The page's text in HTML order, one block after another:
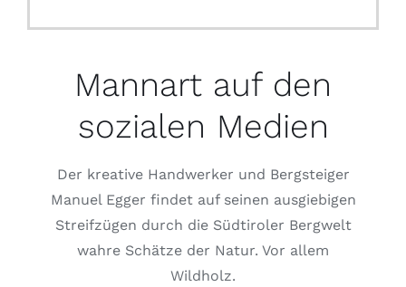
Mannart auf den
sozialen Medien
Der kreative Handwerker und Bergsteiger
Manuel Egger findet auf seinen ausgiebigen
Streifzügen durch die Südtiroler Bergwelt
wahre Schätze der Natur. Vor allem
Wildholz.